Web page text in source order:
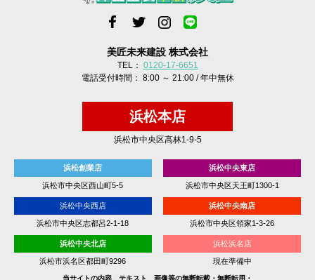
美匠未来建設 株式会社
TEL： 0120-17-6651
電話受付時間： 8:00 ～ 21:00 / 年中無休
浜松本店
浜松市中央区高林1-9-5
浜松創業店
浜松市中央区西山町5-5
浜松中央東店
浜松市中央区天王町1300-1
浜松中央西店
浜松市中央区志都呂2-1-18
浜松中央南店
浜松市中央区領家1-3-26
浜松中央北店
浜松市浜名区都田町9296
浜松浜名店
現在準備中
当サイトの内容、テキスト、画像等の無断転載・無断転用・